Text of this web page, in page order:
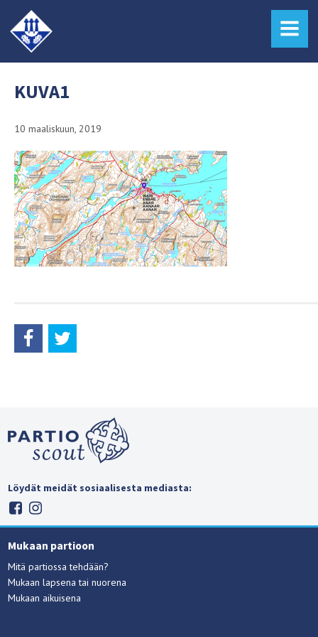
MENU
KUVA1
10 maaliskuun, 2019
Löydät meidät sosiaalisesta mediasta:
Mukaan partioon
Mitä partiossa tehdään?
Mukaan lapsena tai nuorena
Mukaan aikuisena